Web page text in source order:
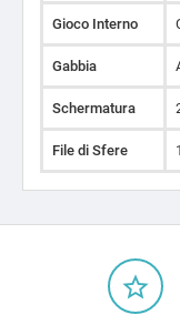
Gioco Interno
Gabbia
Schermatura
File di Sfere
star_border